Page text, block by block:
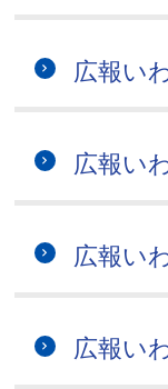
広報い
広報い
広報い
広報い